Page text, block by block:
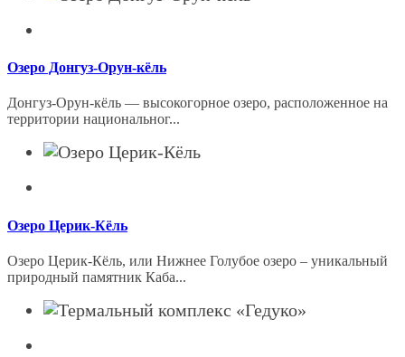
Озеро Донгуз-Орун-кёль
Донгуз-Орун-кёль — высокогорное озеро, расположенное на
территории национальног...
Озеро Церик-Кёль
Озеро Церик-Кёль, или Нижнее Голубое озеро – уникальный
природный памятник Каба...